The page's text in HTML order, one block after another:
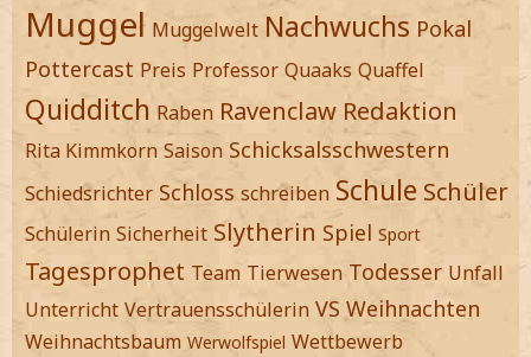
Muggel Muggelwelt Nachwuchs Pokal
Pottercast Preis Professor Quaaks Quaffel
Quidditch Raben Ravenclaw Redaktion
Rita Kimmkorn Saison Schicksalsschwestern
Schiedsrichter Schloss schreiben Schule Schüler
Schülerin Sicherheit Slytherin Spiel Sport
Tagesprophet Team Tierwesen Todesser Unfall
Unterricht Vertrauensschülerin VS Weihnachten
Weihnachtsbaum Werwolfspiel Wettbewerb